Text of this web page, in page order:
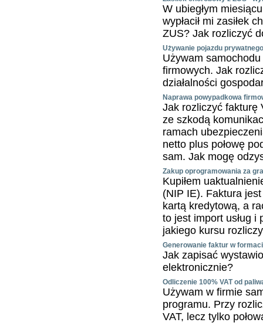
W ubiegłym
wypłacił mi zasiłek
ZUS? Jak rozliczyć
Używanie pojazdu
Używam
firmowych. Jak
działalności
Naprawa powypadkowa
Jak rozliczyć fakturę
ze szkodą
ramach
netto plus połowę
sam. Jak mogę
Zakup oprogramowania za
Kupiłem
(NIP IE). Faktura
kartą kredytową, a
to jest import usług i
jakiego kursu
Generowanie faktur w
Jak zapisać
elektronicznie?
Odliczenie 100% VAT od
Używam w firmie
programu. Przy
VAT, lecz tylko